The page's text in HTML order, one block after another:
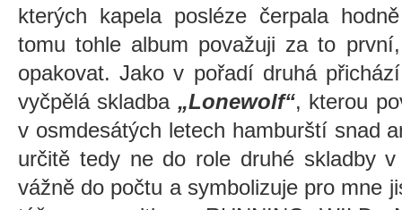
kterých kapela posléze čerpala
tomu tohle album považuji za to
opakovat. Jako v pořadí druhá
vyčpělá skladba „Lonewolf“, kterou
v osmdesátých letech hamburští snad
určitě tedy ne do role druhé skladby
vážně do počtu a symbolizuje pro mne